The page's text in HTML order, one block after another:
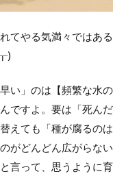
てやる気満々ではあ
い」のは【頻繁な水
ですよ。要は「死ん
えても「種が腐るの
がどんどん広がらな
言って、思うように